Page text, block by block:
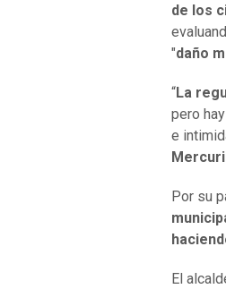
de los
"daño
“La
pero
e
Por su
El